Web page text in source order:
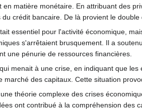
en matière monétaire. En attribuant des
crédit bancaire. De là provient le
essentiel pour l'activité économique,
s'arrêtaient brusquement. Il a
une pénurie de ressources financières.
menait à une crise, en indiquant que
marché des capitaux. Cette situation
théorie complexe des crises
ont contribué à la compréhension des